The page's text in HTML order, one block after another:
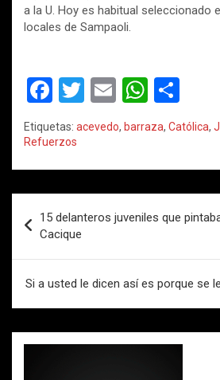
a la U. Hoy es habitual seleccionado
locales de Sampaoli.
F
a
ce
b
o
o
k
T
tt
er
E
m
ail
W
at
s
A
p
o
m
p
ar
tir
Etiquetas: acevedo, barraza, Católica,
Refuerzos
de
entradas
15 delanteros juveniles que
Cacique
Si a usted le dicen así es porque se